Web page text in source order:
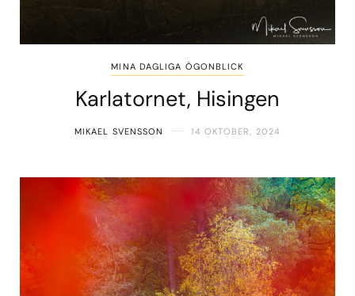
MINA DAGLIGA ÖGONBLICK
Karlatornet, Hisingen
MIKAEL SVENSSON 14 OKTOBER, 2024